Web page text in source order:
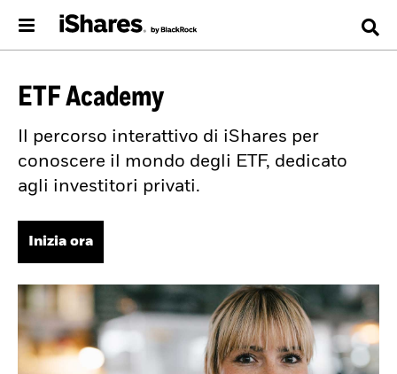
ETF Academy
Il percorso interattivo di iShares per
conoscere il mondo degli ETF, dedicato
agli investitori privati.
Inizia ora